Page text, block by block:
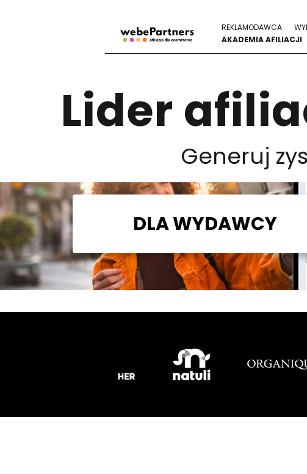
REKLAMODAWCA
AKADEMIA AFILIACJI
Lider
Generuj
DLA WYDAWCY